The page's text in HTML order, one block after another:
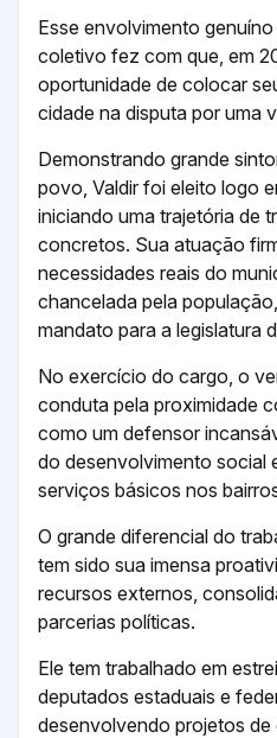
Esse envolvimento
coletivo fez com que, em
oportunidade de colocar
cidade na disputa por uma
Demonstrando grande
povo, Valdir foi eleito logo
iniciando uma trajetória de
concretos. Sua atuação
necessidades reais do
chancelada pela
mandato para a legislatura
No exercício do cargo, o
conduta pela proximidade
como um defensor
do desenvolvimento social
serviços básicos nos
O grande diferencial do
tem sido sua imensa
recursos externos,
parcerias políticas.
Ele tem trabalhado em
deputados estaduais e
desenvolvendo projetos de